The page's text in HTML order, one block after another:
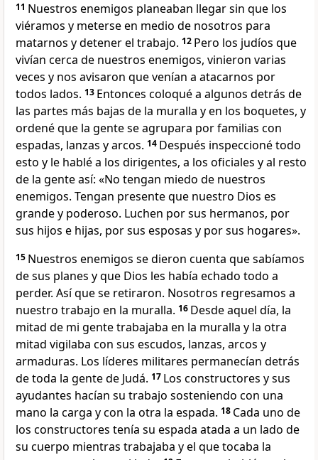
11 Nuestros enemigos planeaban llegar sin que los
viéramos y meterse en medio de nosotros para
matarnos y detener el trabajo. 12 Pero los judíos que
vivían cerca de nuestros enemigos, vinieron varias
veces y nos avisaron que venían a atacarnos por
todos lados. 13 Entonces coloqué a algunos detrás de
las partes más bajas de la muralla y en los boquetes, y
ordené que la gente se agrupara por familias con
espadas, lanzas y arcos. 14 Después inspeccioné todo
esto y le hablé a los dirigentes, a los oficiales y al resto
de la gente así: «No tengan miedo de nuestros
enemigos. Tengan presente que nuestro Dios es
grande y poderoso. Luchen por sus hermanos, por
sus hijos e hijas, por sus esposas y por sus hogares».
15 Nuestros enemigos se dieron cuenta que sabíamos
de sus planes y que Dios les había echado todo a
perder. Así que se retiraron. Nosotros regresamos a
nuestro trabajo en la muralla. 16 Desde aquel día, la
mitad de mi gente trabajaba en la muralla y la otra
mitad vigilaba con sus escudos, lanzas, arcos y
armaduras. Los líderes militares permanecían detrás
de toda la gente de Judá. 17 Los constructores y sus
ayudantes hacían su trabajo sosteniendo con una
mano la carga y con la otra la espada. 18 Cada uno de
los constructores tenía su espada atada a un lado de
su cuerpo mientras trabajaba y el que tocaba la